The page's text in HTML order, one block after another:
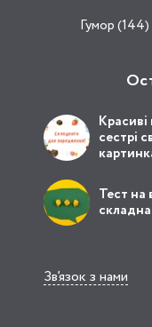
Гумор (144)
сестрі
Тест на
Зв’язок з нами